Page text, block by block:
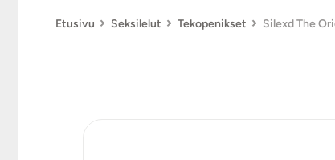
Etusivu Seksilelut Tekopenikset Silexd The